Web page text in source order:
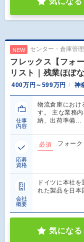
NEW センター・倉庫管
フレックス【フォ
リスト｜残業ほぼ
400万円～599万円 神
仕事
内容
物流倉庫におけ
す。 主な業務
納、出荷準備…
応募
資格
必須 フォー
会社
概要
ドイツに本社
れた製品を日
気になる